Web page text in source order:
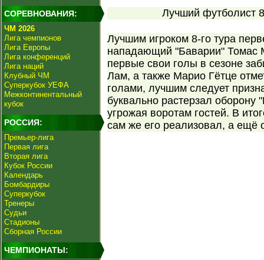
СОРЕВНОВАНИЯ:
ЧМ 2026
Лига чемпионов
Лига Европы
Лига конференций
Лига наций
Клубный ЧМ
Суперкубок УЕФА
Межконтинентальный
кубок
РОССИЯ:
Премьер-лига
Первая лига
Вторая лига
Кубок России
Календарь
Бомбардиры
Суперкубок
Тренеры
Судьи
Стадионы
Сборная России
ЧЕМПИОНАТЫ:
Лучший футболист
Лучшим игроком 8-го тура
нападающий "Баварии" Томас
первые свои голы в сезоне
Лам, а также Марио Гётце
голами, лучшим следует
буквально растерзал оборону
угрожая воротам гостей. В
сам же его реализовал, а ещё